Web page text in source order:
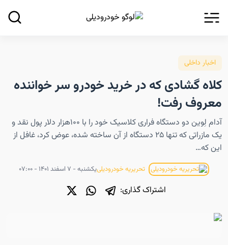
اخبار داخلی
کلاه گشادی که در خرید خودرو سر خواننده
معروف رفت!
آدام لِوین دو دستگاه فراری کلاسیک خود را با ۱۰۰هزار دلار پول نقد و
یک مازراتی که تنها ۲۵ دستگاه از آن ساخته شده، عوض کرد، غافل از
این که…
تحریریه خودرودیلییکشنبه - ۷ اسفند ۱۴۰۱ - ۰۷:۰۰
اشتراک گذاری: